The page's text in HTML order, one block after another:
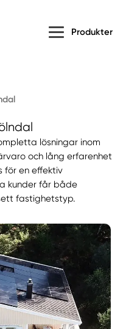
Produkter
lösningar inom
och lång erfarenhet
för en effektiv
kunder får både
fastighetstyp.